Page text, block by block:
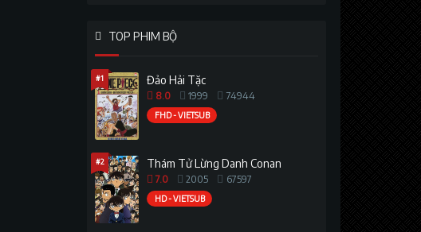
TOP PHIM BỘ
#1 Đảo Hải Tặc
8.0 1999 74944
FHD - VIETSUB
#2 Thám Tử Lừng Danh Conan
7.0 2005 67597
HD - VIETSUB